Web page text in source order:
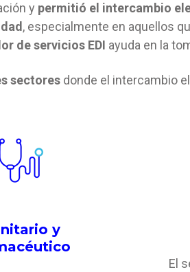
y permitió el intercambio
, especialmente en aquellos
de servicios EDI ayuda en la
sectoresdonde el intercambio
y
El